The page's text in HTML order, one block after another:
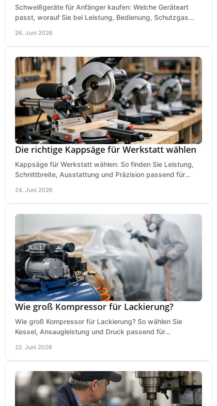
Schweißgeräte für Anfänger kaufen: Welche Geräteart
passt, worauf Sie bei Leistung, Bedienung, Schutzgas
26. Juni 2026
Die richtige Kappsäge für Werkstatt wählen
Kappsäge für Werkstatt wählen: So finden Sie Leistung,
Schnittbreite, Ausstattung und Präzision passend für
24. Juni 2026
Wie groß Kompressor für Lackierung?
Wie groß Kompressor für Lackierung? So wählen Sie
Kessel, Ansaugleistung und Druck passend für
22. Juni 2026